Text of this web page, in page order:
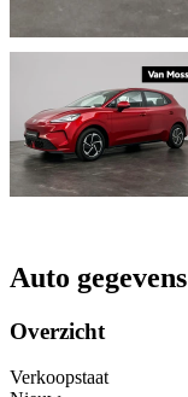
Auto gegevens
Overzicht
Verkoopstaat